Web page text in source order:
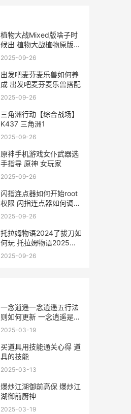
植物大战Mixed版啥子时
候出 植物大战植物原版下
载
2025-09-26
出发吧麦芬麦乐兽如何养
成 出发吧麦芬麦乐兽搭配
2025-09-26
三角洲行动【综合战场】
K437 三角洲1
2025-09-26
原神手机游戏女仆武器选
手指导 原神 女玩家
2025-09-26
闪指连点器如何开始root
权限 闪指连点器如何调到
最快
2025-09-26
托拉姆物语2024了拔刀如
何玩 托拉姆物语2025年
免费洗点
2025-09-26
一念逍遥一念逍遥五行法
则如何更新 一念逍遥是哪
部小说
2025-03-19
买道具用技能通关心得 道
具的技能
2025-03-13
爆炒江湖御前高保 爆炒江
湖御前厨神
2025-03-19